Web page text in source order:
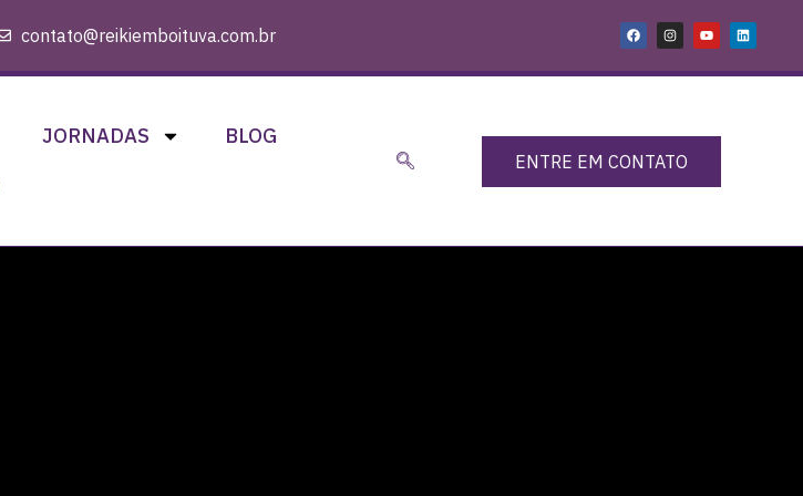
contato@reikiemboituva.com.br
JORNADAS
BLOG
ENTRE EM CONTATO